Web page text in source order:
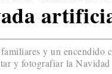
y un encendido
y fotografiar la